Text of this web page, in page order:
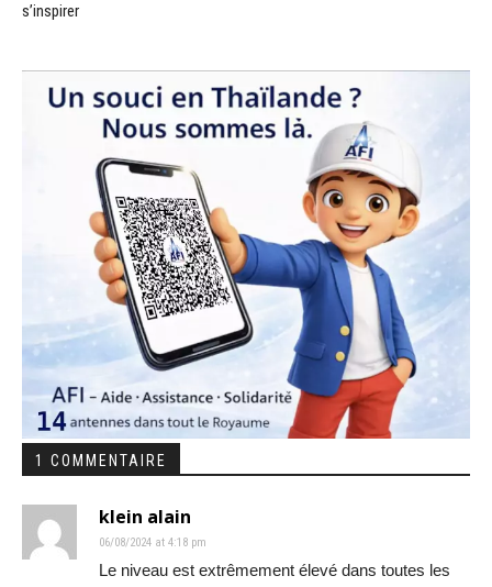
s’inspirer
1 COMMENTAIRE
klein alain
06/08/2024 at 4:18 pm
Le niveau est extrêmement élevé dans toutes les